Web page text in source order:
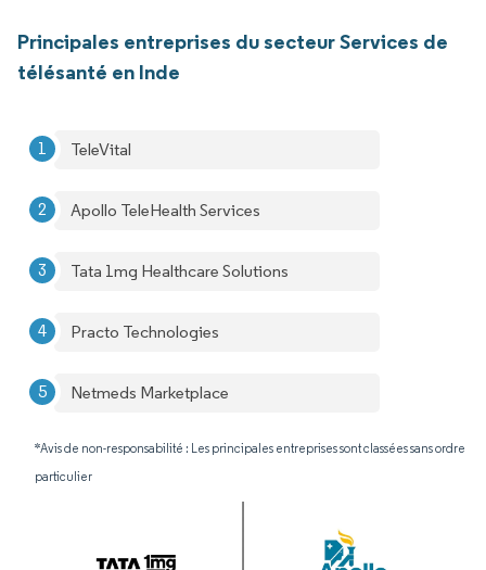
Principales entreprises du secteur Services de
télésanté en Inde
TeleVital
Apollo TeleHealth Services
Tata 1mg Healthcare Solutions
Practo Technologies
Netmeds Marketplace
*Avis de non-responsabilité : Les principales entreprises sont classées sans ordre
particulier